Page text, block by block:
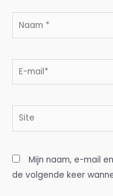
Naam
E-
Site
Mijn naam, e-mail
de volgende keer